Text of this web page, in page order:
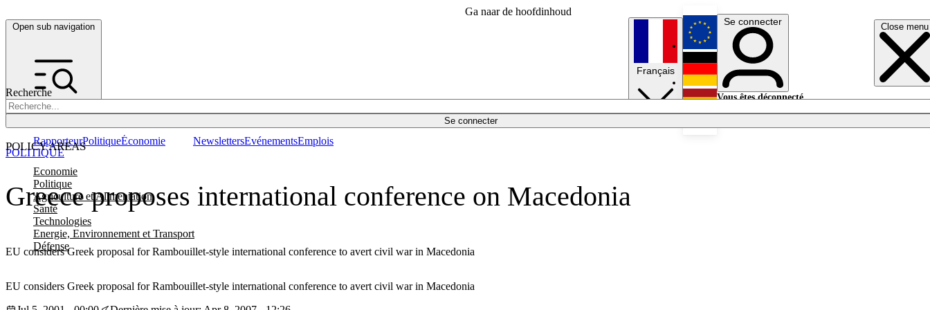
Ga naar de hoofdinhoud
Open sub navigation Close menu
Recherche
Se connecter
POLICY AREAS
Economie
Politique
Agriculture et Alimentation
Santé
Technologies
Energie, Environnement et Transport
Défense
RapporteurPolitiqueÉconomie NewslettersEvénementsEmplois
Français
English
Deutsch
Se connecter
Vous êtes déconnecté.
Greece proposes international conference on Macedonia
EU considers Greek proposal for Rambouillet-style international conference to avert civil war in Macedonia
POLITIQUE
EU considers Greek proposal for Rambouillet-style international conference to avert civil war in Macedonia